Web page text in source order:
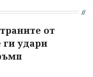
от
ги удари